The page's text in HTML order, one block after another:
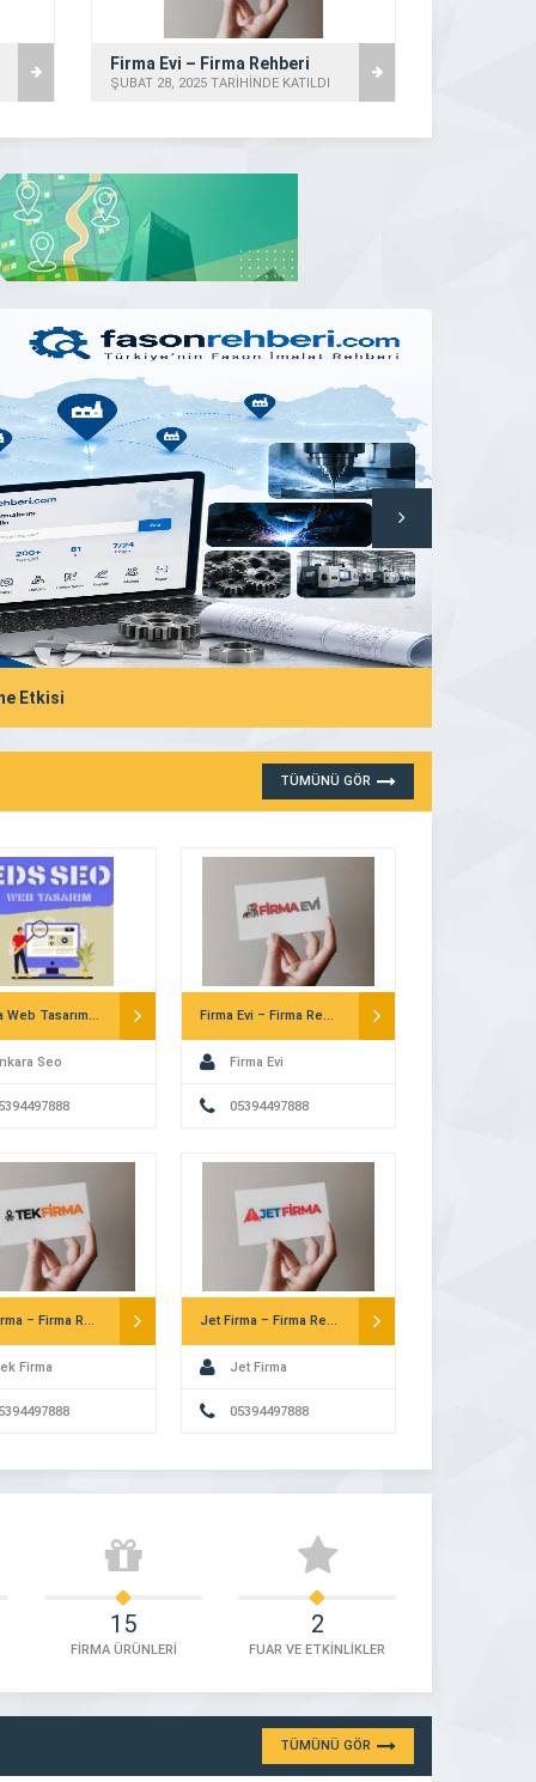
Firma Evi – Firma Rehberi
ŞUBAT 28, 2025 TARİHİNDE KATILDI
Etkisi
TÜMÜNÜ GÖR
Ankara Web Tasarım – Eds Seo
Seo
Firma Evi – Firma Rehberi
Firma Evi
05394497888
Tek Firma – Firma Rehberi
Firma
Jet Firma – Firma Rehberi
Jet Firma
05394497888
15
FİRMA ÜRÜNLERİ
2
FUAR VE ETKİNLİKLER
TÜMÜNÜ GÖR